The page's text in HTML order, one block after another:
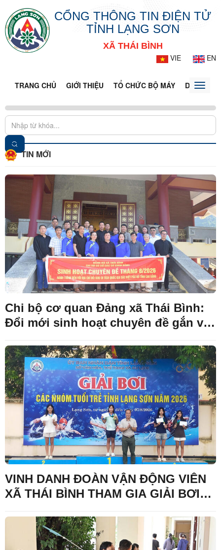
CỔNG THÔNG TIN ĐIỆN TỬ
TỈNH LẠNG SƠN
XÃ THÁI BÌNH
VIE
EN
TRANG CHỦ GIỚI THIỆU TỔ CHỨC BỘ MÁY DOANH
Toggle
TIN MỚI
Chi bộ cơ quan Đảng xã Thái Bình:
Đổi mới sinh hoạt chuyên đề gắn với
VINH DANH ĐOÀN VẬN ĐỘNG VIÊN
XÃ THÁI BÌNH THAM GIA GIẢI BƠI
SƠN NĂM 2026